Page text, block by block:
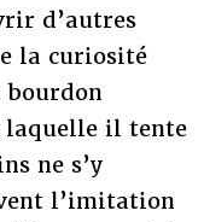
d’autres
la curiosité
bourdon
laquelle il tente
ne s’y
l’imitation